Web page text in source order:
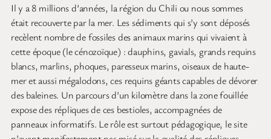
Il y a 8 millions d’années, la région du Chili ou nous sommes
était recouverte par la mer. Les sédiments qui s’y sont déposés
recèlent nombre de fossiles des animaux marins qui vivaient à
cette époque (le cénozoïque) : dauphins, gavials, grands requins
blancs, marlins, phoques, paresseux marins, oiseaux de haute-
mer et aussi mégalodons, ces requins géants capables de dévorer
des baleines. Un parcours d’un kilomètre dans la zone fouillée
expose des répliques de ces bestioles, accompagnées de
panneaux informatifs. Le rôle est surtout pédagogique, le site